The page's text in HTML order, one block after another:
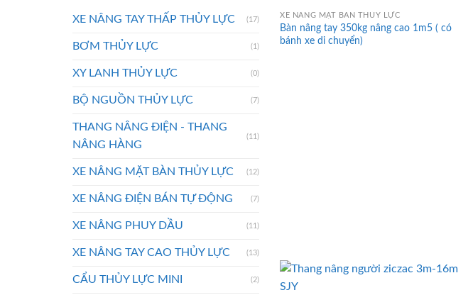
XE NÂNG TAY THẤP THỦY LỰC (17)
BƠM THỦY LỰC (1)
XY LANH THỦY LỰC (0)
BỘ NGUỒN THỦY LỰC (7)
THANG NÂNG ĐIỆN - THANG
NÂNG HÀNG
(11)
XE NÂNG MẶT BÀN THỦY LỰC (12)
XE NÂNG ĐIỆN BÁN TỰ ĐỘNG (7)
XE NÂNG PHUY DẦU (11)
XE NÂNG TAY CAO THỦY LỰC (13)
CẨU THỦY LỰC MINI (2)
XE NÂNG MẶT BÀN THỦY LỰC
Bàn nâng tay 350kg nâng cao 1m5 ( có
bánh xe di chuyển)